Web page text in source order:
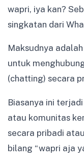
wapri, iya kan?
singkatan dari
Maksudnya
untuk
(chatting) secara
Biasanya ini
atau komunitas
secara pribadi
bilang “wapri aja